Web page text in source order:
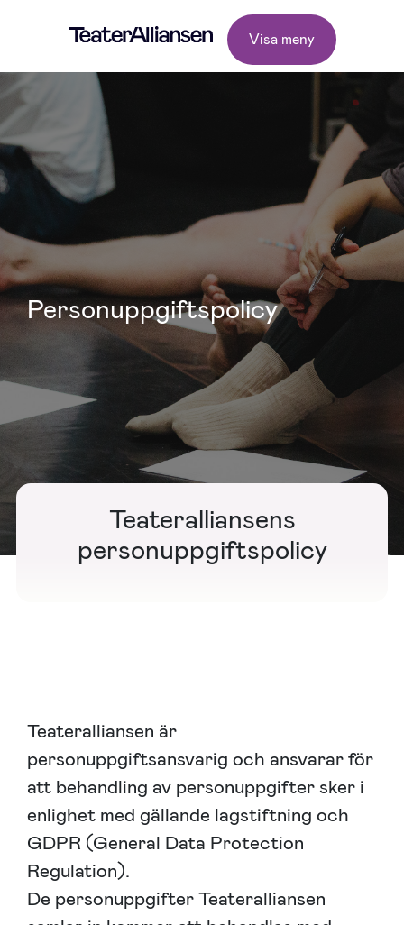
Visa meny
Personuppgiftspolicy
Teateralliansens
personuppgiftspolicy
Teateralliansen är
personuppgiftsansvarig och ansvarar för
att behandling av personuppgifter sker i
enlighet med gällande lagstiftning och
GDPR (General Data Protection
Regulation).
De personuppgifter Teateralliansen